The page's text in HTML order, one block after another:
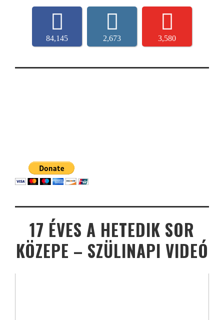
84,145 2,673 3,580
17 ÉVES A HETEDIK SOR
KÖZEPE – SZÜLINAPI VIDEÓ